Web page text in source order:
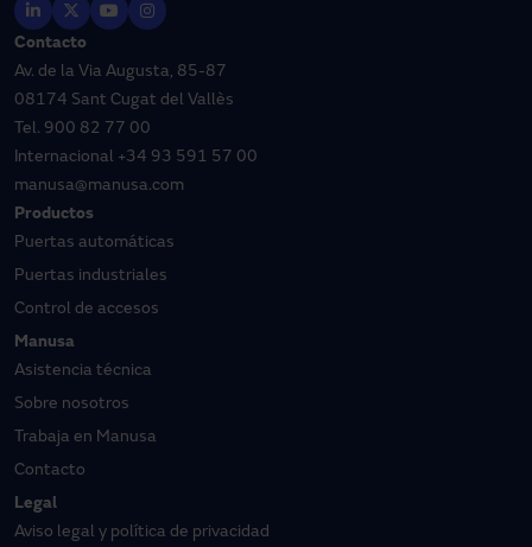
Contacto
Av. de la Via Augusta, 85-87
08174 Sant Cugat del Vallès
Tel. 900 82 77 00
Internacional +34 93 591 57 00
manusa@manusa.com
Productos
Puertas automáticas
Puertas industriales
Control de accesos
Manusa
Asistencia técnica
Sobre nosotros
Trabaja en Manusa
Contacto
Legal
Aviso legal y política de privacidad